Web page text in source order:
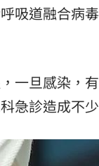
吸道融合病
一旦感染，
急診造成不